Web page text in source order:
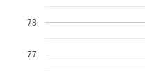
77
78